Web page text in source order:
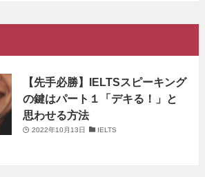
【先手必勝】IELTSスピーキング
の鍵はパート１「デキる！」と
思わせる方法
2022年10月13日 IELTS